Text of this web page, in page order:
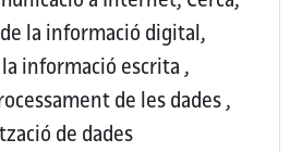
la informació digital,
informació escrita ,
de les dades ,
de dades